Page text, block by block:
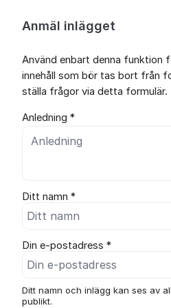
Anmäl inlägget
Använd enbart denna funktion
innehåll som bör tas bort från
ställa frågor via detta formulär.
Anledning *
Ditt namn *
Din e-postadress *
Ditt namn och inlägg kan ses av
publikt.